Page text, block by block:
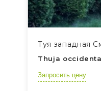
Туя западная
Thuja
Запросить цену